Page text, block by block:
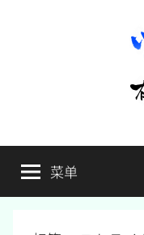
有
槽
槽，
毋
菜单